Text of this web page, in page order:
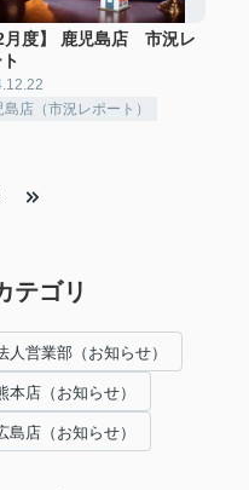
月度】 鹿児島店 市況レ
島店（市況レポート）
テゴリ
人営業部（お知らせ）
本店（お知らせ）
島店（お知らせ）